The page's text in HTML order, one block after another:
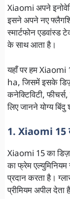
Xiaomi अपने
इसने अपने नए
स्मार्टफोन एडवांस्ड
के साथ आता है।
यहाँ पर हम Xiaomi
ha, जिसमें इसके
कनेक्टिविटी,
लिए जानने योग्य बिंदु
1. Xiaomi 15
Xiaomi 15 का
का फ्रेम
प्रदान करता है।
प्रीमियम अपील देता